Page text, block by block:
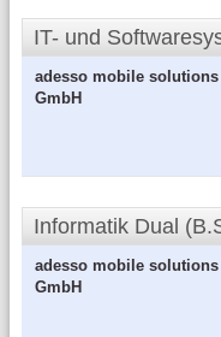
IT- und
adesso mobile solutions
GmbH
Informatik Dual
adesso mobile solutions
GmbH